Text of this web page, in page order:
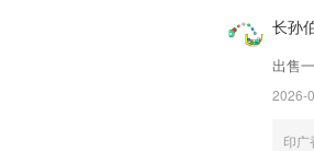
长孙
出售
2026-
印广